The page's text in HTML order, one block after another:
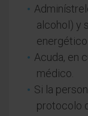
alcohol) y
Acuda, en
médico.
Si la
protocolo